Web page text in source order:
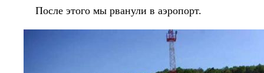
После этого мы рванули в аэропорт.